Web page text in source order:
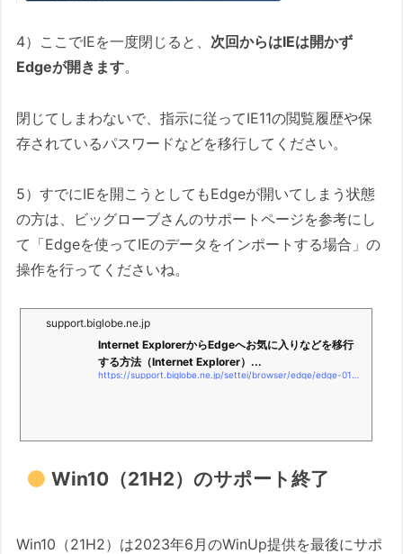
4）ここでIEを一度閉じると、 次回からはIEは開かず
Edgeが開きます。
閉じてしまわないで、指示に従ってIE11の閲覧履歴や保
存されているパスワードなどを移行してください。
5）すでにIEを開こうとしてもEdgeが開いてしまう状態
の方は、ビッグローブさんのサポートページを参考にし
て「Edgeを使ってIEのデータをインポートする場合」の
操作を行ってくださいね。
support.biglobe.ne.jp
Internet ExplorerからEdgeへお気に入りなどを移行
する方法（Internet Explorer）...
Win10（21H2）のサポート終了
Win10（21H2）は2023年6月のWinUp提供を最後にサポ